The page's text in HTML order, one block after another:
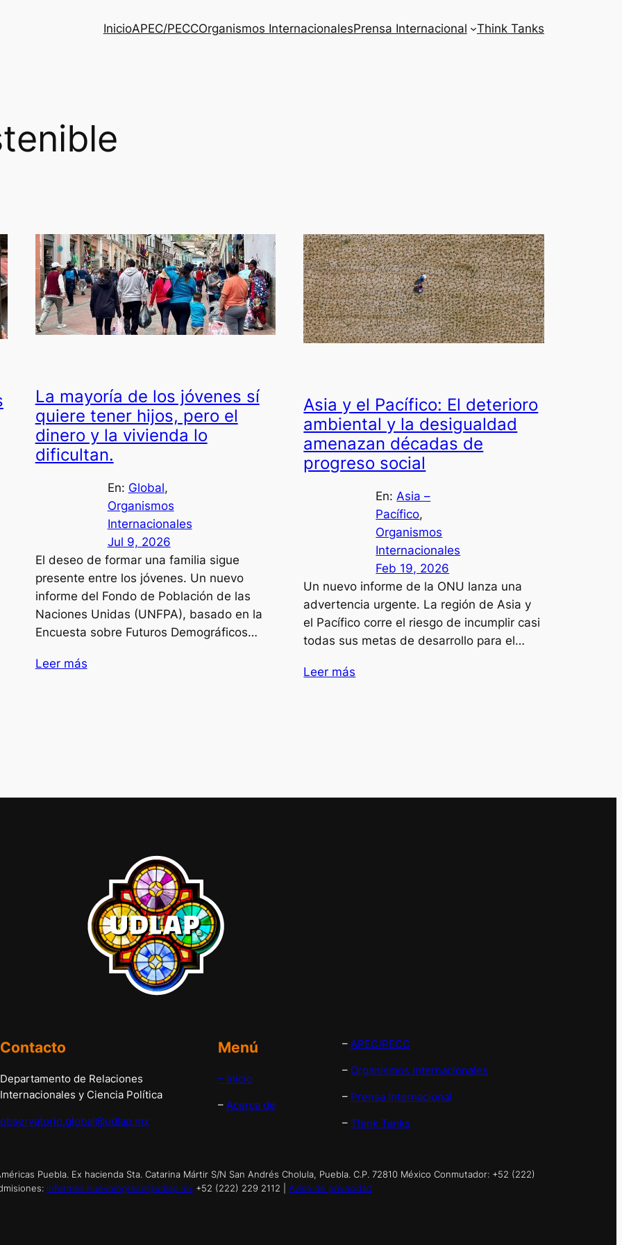
InicioAPEC/PECCOrganismos InternacionalesPrensa Internacional Think Tanks
La mayoría de los jóvenes sí
quiere tener hijos, pero el
dinero y la vivienda lo
dificultan.
En: Global
Organismos
Internacionales
Jul 9, 2026
El deseo de formar una familia sigue
presente entre los jóvenes. Un nuevo
informe del Fondo de Población de las
Naciones Unidas (UNFPA), basado en la
Encuesta sobre Futuros Demográficos…
Leer más
Asia y el Pacífico: El deterioro
ambiental y la desigualdad
amenazan décadas de
progreso social
En: Asia –
Pacífico
Organismos
Internacionales
Feb 19, 2026
Un nuevo informe de la ONU lanza una
advertencia urgente. La región de Asia y
el Pacífico corre el riesgo de incumplir casi
todas sus metas de desarrollo para el…
Leer más
Contacto
Departamento de Relaciones
Internacionales y Ciencia Política
observatorio.global@udlap.mx
Menú
– Inicio
– Acerca de
– APEC/PECC
– Organismos Internacionales
– Prensa Internacional
– Think Tanks
Puebla. Ex hacienda Sta. Catarina Mártir S/N San Andrés Cholula, Puebla. C.P. 72810 México Conmutador: +52 (222)
informes.nuevoingreso@udlap.mx +52 (222) 229 2112 | Aviso de privacidad